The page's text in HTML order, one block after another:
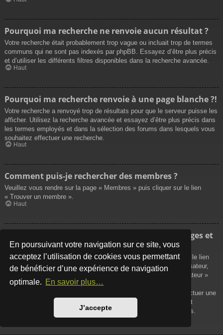
En poursuivant votre navigation sur ce site, vous
acceptez l’utilisation de cookies vous permettant
de bénéficier d’une expérience de navigation
optimale. En savoir plus…
J’accepte
Pourquoi ma recherche ne renvoie aucun résultat ?
Votre recherche était probablement trop vague ou incluait trop de termes
communs qui ne sont pas indexés par phpBB. Essayez d’être plus précis
et d’utiliser les différents filtres disponibles dans la recherche avancée.
Haut
Pourquoi ma recherche renvoie à une page blanche ?!
Votre recherche a renvoyé trop de résultats pour que le serveur puisse les
afficher. Utilisez la recherche avancée et essayez d’être plus précis dans
les termes employés et dans la sélection des forums dans lesquels vous
souhaitez effectuer une recherche.
Haut
Comment puis-je rechercher des membres ?
Veuillez vous rendre sur la page « Membres » puis cliquer sur le lien
« Trouver un membre ».
Haut
Comment puis-je retrouver mes propres messages et
sujets ?
Vos propres messages peuvent être affichés soit en cliquant sur le lien
« Afficher vos messages » dans le panneau de contrôle de l’utilisateur,
soit en cliquant sur le lien « Rechercher les messages de l’utilisateur »
sur la page de votre propre profil ou soit en cliquant sur le menu
« Raccourcis » situé sur la partie supérieure du forum. Pour effectuer une
recherche de vos propres sujets, utilisez la recherche avancée et
remplissez convenablement les options qui vous sont disponibles.